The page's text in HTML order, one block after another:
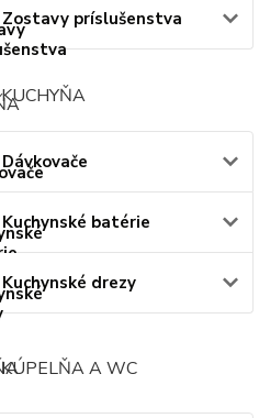
Zostavy príslušenstva
KUCHYŇA
Dávkovače
Kuchynské batérie
Kuchynské drezy
KÚPELŇA A WC